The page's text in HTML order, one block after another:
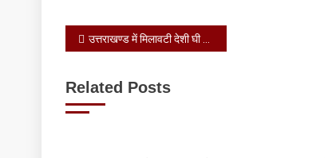
Post
उत्तराखण्ड में मिलावटी देशी घी और मक्खन बेचने वालों के खिलाफ प्रदेशव्यापी छापेमारी अभियान शुरू
Related Posts